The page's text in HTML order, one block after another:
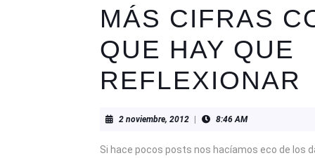
MÁS CIFRAS
QUE HAY QUE
REFLEXIONAR
2 noviembre, 20122
8:46 AM
Si hace pocos posts nos hacíamos eco de los